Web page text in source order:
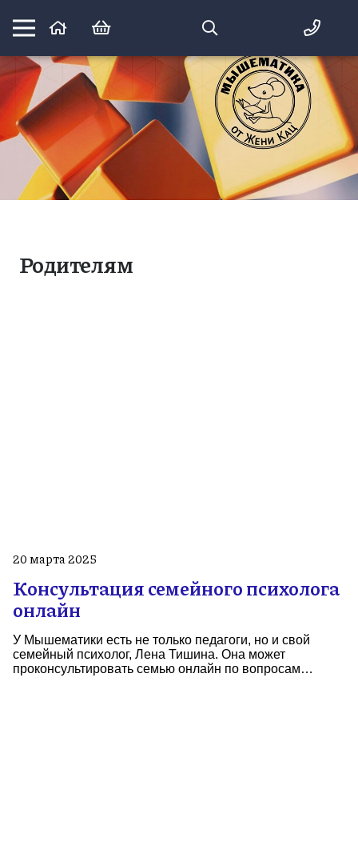
Математика вприпрыжку:
идеи и игры для детей и их родителей
Родителям
20 марта 2025
Консультация семейного психолога
онлайн
У Мышематики есть не только педагоги, но и свой
семейный психолог, Лена Тишина. Она может
проконсультировать семью онлайн по вопросам…